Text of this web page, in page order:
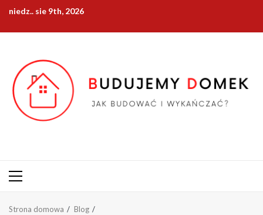
Przejdź
treści
niedz.. sie 9th, 2026
Menu
Strona domowa
Blog